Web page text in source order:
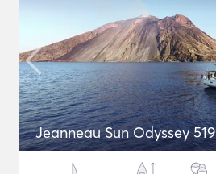
Jeanneau Sun Odyssey 519